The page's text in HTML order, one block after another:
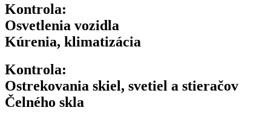
Kontrola:
Osvetlenia vozidla
Kúrenia, klimatizácia
Kontrola:
Ostrekovania skiel, svetiel a stieračov
Čelného skla